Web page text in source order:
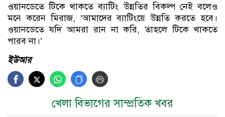
ওয়ানডেতে টিকে থাকতে ব্যাটিং উন্নতির বিকল্প নেই বলেও
মনে করেন মিরাজ, ‘আমাদের ব্যাটিংয়ে উন্নতি করতে হবে।
ওয়ানডেতে যদি আমরা রান না করি, তাহলে টিকে থাকতে
পারব না।’
ইউআর
খেলা বিভাগের সাম্প্রতিক খবর